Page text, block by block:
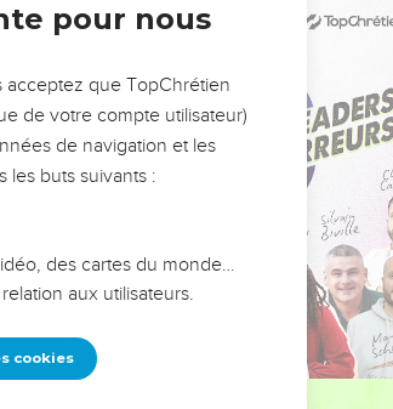
pour nous
acceptez que TopChrétien
de votre compte utilisateur)
de navigation et les
les buts suivants :
des cartes du monde…
aux utilisateurs.
cookies